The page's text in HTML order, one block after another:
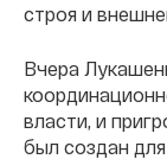
строя и
Вчера
власти, и
был создан